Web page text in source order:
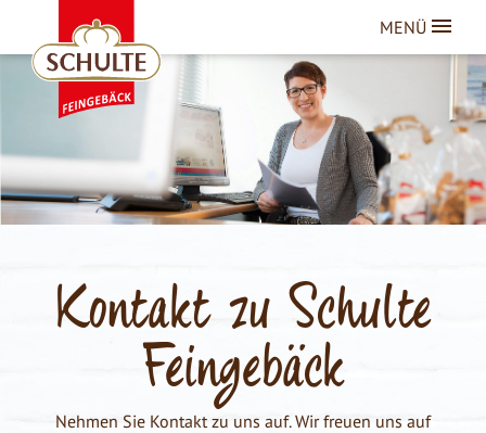
MENÜ
Kontakt zu Schulte
Feingebäck
Nehmen Sie Kontakt zu uns auf. Wir freuen uns auf